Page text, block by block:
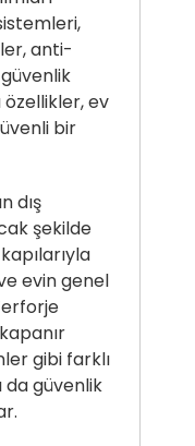
anti-
özellikler, ev
bir
dış
şekilde
evin genel
gibi farklı
da güvenlik